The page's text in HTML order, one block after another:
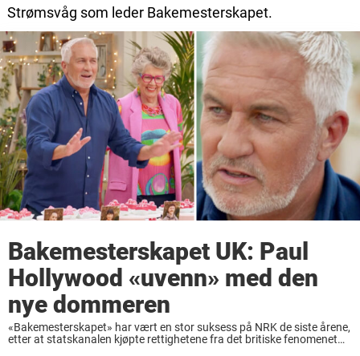
Strømsvåg som leder Bakemesterskapet.
Bakemesterskapet UK: Paul
Hollywood «uvenn» med den
nye dommeren
«Bakemesterskapet» har vært en stor suksess på NRK de siste årene,
etter at statskanalen kjøpte rettighetene fra det britiske fenomenet